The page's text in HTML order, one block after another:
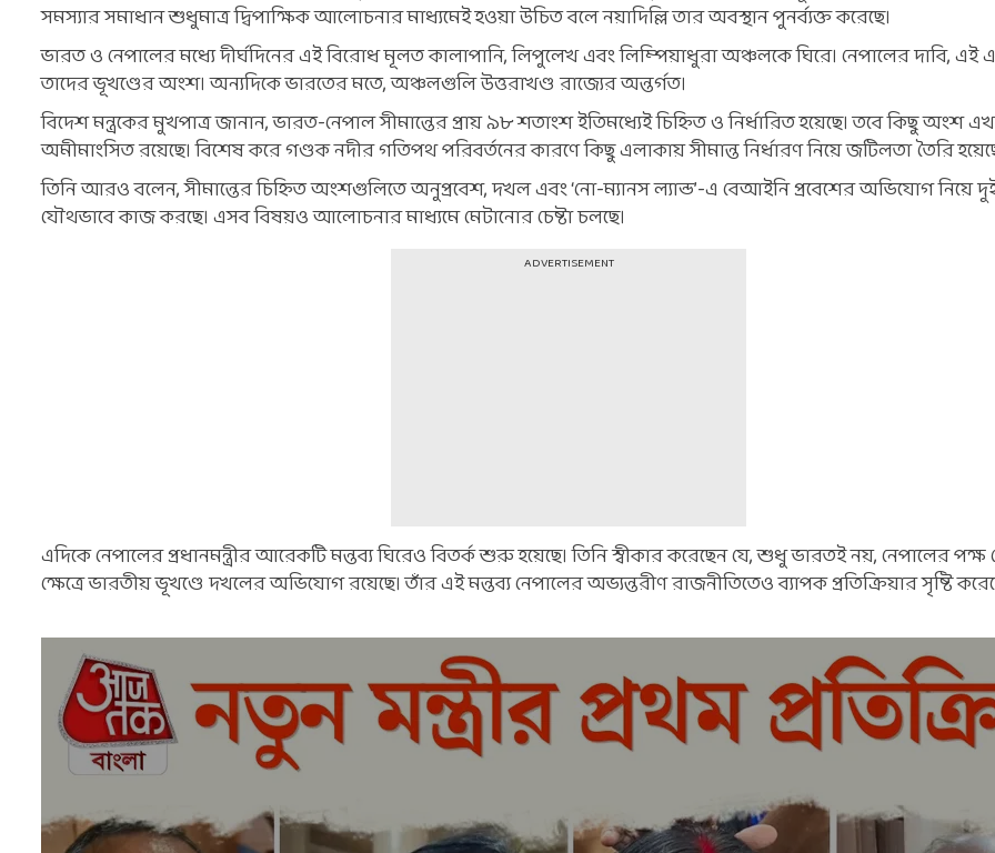
সমস্যার সমাধান শুধুমাত্র দ্বিপাক্ষিক আলোচনার মাধ্যমেই হওয়া উচিত বলে নয়াদিল্লি তার অবস্থান পুনর্ব্যক্ত করেছে।
ভারত ও নেপালের মধ্যে দীর্ঘদিনের এই বিরোধ মূলত কালাপানি, লিপুলেখ এবং লিম্পিয়াধুরা অঞ্চলকে ঘিরে। নেপালের দাবি, এই
তাদের ভূখণ্ডের অংশ। অন্যদিকে ভারতের মতে, অঞ্চলগুলি উত্তরাখণ্ড রাজ্যের অন্তর্গত।
বিদেশ মন্ত্রকের মুখপাত্র জানান, ভারত-নেপাল সীমান্তের প্রায় ৯৮ শতাংশ ইতিমধ্যেই চিহ্নিত ও নির্ধারিত হয়েছে। তবে কিছু অংশ
অমীমাংসিত রয়েছে। বিশেষ করে গণ্ডক নদীর গতিপথ পরিবর্তনের কারণে কিছু এলাকায় সীমান্ত নির্ধারণ নিয়ে জটিলতা তৈরি
তিনি আরও বলেন, সীমান্তের চিহ্নিত অংশগুলিতে অনুপ্রবেশ, দখল এবং ‘নো-ম্যানস ল্যান্ড’-এ বেআইনি প্রবেশের অভিযোগ নিয়ে
যৌথভাবে কাজ করছে। এসব বিষয়ও আলোচনার মাধ্যমে মেটানোর চেষ্টা চলছে।
ADVERTISEMENT
এদিকে নেপালের প্রধানমন্ত্রীর আরেকটি মন্তব্য ঘিরেও বিতর্ক শুরু হয়েছে। তিনি স্বীকার করেছেন যে, শুধু ভারতই নয়, নেপালের
ক্ষেত্রে ভারতীয় ভূখণ্ডে দখলের অভিযোগ রয়েছে। তাঁর এই মন্তব্য নেপালের অভ্যন্তরীণ রাজনীতিতেও ব্যাপক প্রতিক্রিয়ার সৃষ্টি